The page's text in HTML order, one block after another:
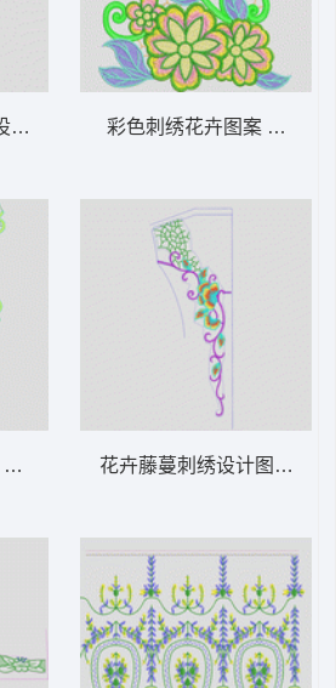
计 传统花民族唐装
溶领
彩色刺绣花卉图案 烫花水
花卉藤蔓刺绣设计图 蜘蛛